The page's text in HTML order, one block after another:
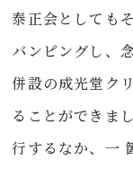
泰正会としても
バンピングし、
併設の成光堂ク
ることができま
行するなか、一